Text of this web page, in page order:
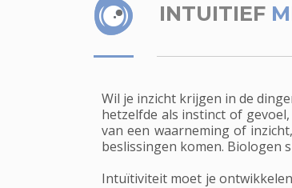
INTUITIEF
Wil je inzicht krijgen in de
hetzelfde als instinct of
van een waarneming of
beslissingen komen. Biologen
Intuïtiviteit moet je